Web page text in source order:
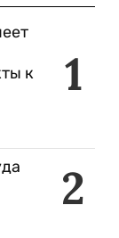
1
к
2